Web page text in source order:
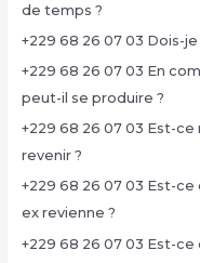
de temps ?
+229 68 26 07 03 Dois-
+229 68 26 07 03 En
peut-il se produire ?
+229 68 26 07 03 Est-ce
revenir ?
+229 68 26 07 03 Est-ce
ex revienne ?
+229 68 26 07 03 Est-